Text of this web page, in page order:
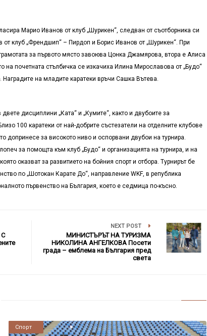
Марио Иванов от клуб „Шурикен“, следван от съотборника си
клуб „Френдшип“ – Пирдоп и Борис Иванов от „Шурикен“. При
за първото място завоюва Цонка Джамярова, втора е Алиса
на почетната стълбичка се изкачиха Илина Мирославова от „Будо“
на младите каратеки връчи Сашка Вътева.
дисциплини „Ката“ и „Кумите“, както и двубоите за
100 каратеки от най-добрите състезатели на отделните клубове
допринесе за високото ниво и оспорвани двубои на турнира.
за помощта към клуб „Будо“ и организацията на турнира, и на
оказват за развитието на бойния спорт и отбора. Турнирът бе
по „Шотокан Карате До“, направление WKF, в република
първенство на България, което е седмица по-късно.
NEXT POST
МИНИСТЪРЪТ НА ТУРИЗМА
НИКОЛИНА АНГЕЛКОВА Посети
града – емблема на България пред
света
Новини
Спорт